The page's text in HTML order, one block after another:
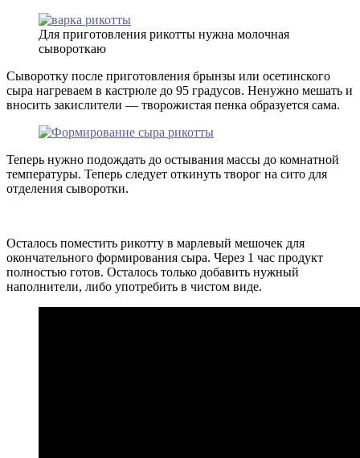
Для приготовления рикотты нужна молочная
сывороткаю
Сыворотку после приготовления брынзы или осетинского
сыра нагреваем в кастрюле до 95 градусов. Ненужно мешать и
вносить закислители — творожистая пенка образуется сама.
Теперь нужно подождать до остывания массы до комнатной
температуры. Теперь следует откинуть творог на сито для
отделения сыворотки.
Осталось поместить рикотту в марлевый мешочек для
окончательного формирования сыра. Через 1 час продукт
полностью готов. Осталось только добавить нужный
наполнители, либо употребить в чистом виде.